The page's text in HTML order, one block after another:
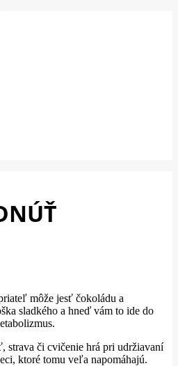
môže jesť čokoládu a
sladkého a hneď vám to ide do
strava či cvičenie hrá pri udržiavaní
ktoré tomu veľa napomáhajú.